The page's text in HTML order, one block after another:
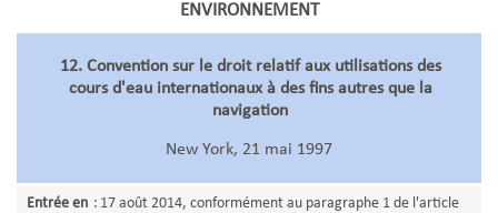
ENVIRONNEMENT
12. Convention sur le droit relatif aux utilisations des
cours d'eau internationaux à des fins autres que la
navigation
New York, 21 mai 1997
Entrée en : 17 août 2014, conformément au paragraphe 1 de l'article